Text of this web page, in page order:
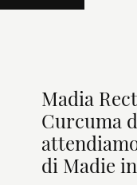
Madia
Curcuma
di Madie